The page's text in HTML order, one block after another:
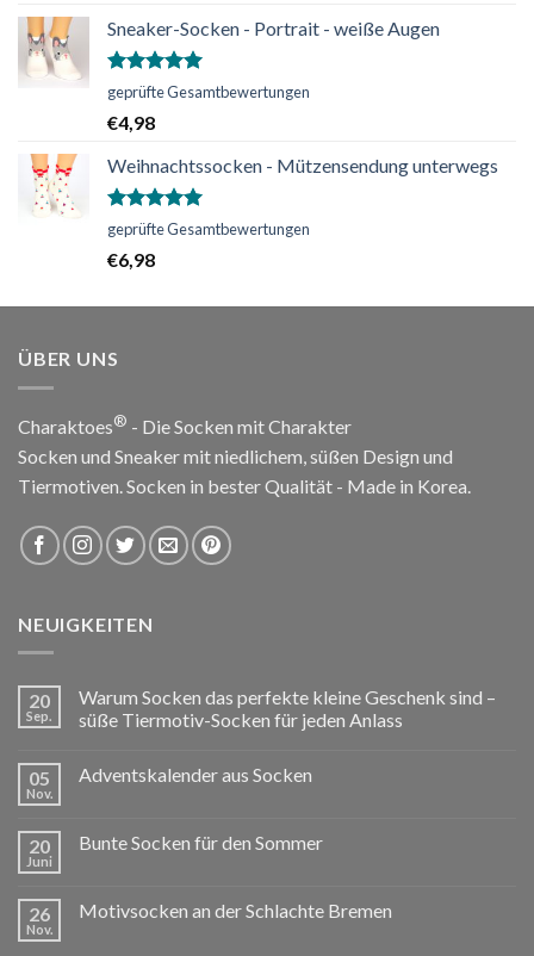
Sneaker-Socken - Portrait - weiße Augen
Bewertet
von 5
geprüfte Gesamtbewertungen
€4,98
Weihnachtssocken - Mützensendung unterwegs
Bewertet
von 5
geprüfte Gesamtbewertungen
€6,98
ÜBER UNS
Charaktoes® - Die Socken mit Charakter
Socken und Sneaker mit niedlichem, süßen Design und
Tiermotiven. Socken in bester Qualität - Made in Korea.
NEUIGKEITEN
20
Sep.
Warum Socken das perfekte kleine Geschenk sind –
süße Tiermotiv-Socken für jeden Anlass
05
Nov.
Adventskalender aus Socken
20
Juni
Bunte Socken für den Sommer
26
Nov.
Motivsocken an der Schlachte Bremen